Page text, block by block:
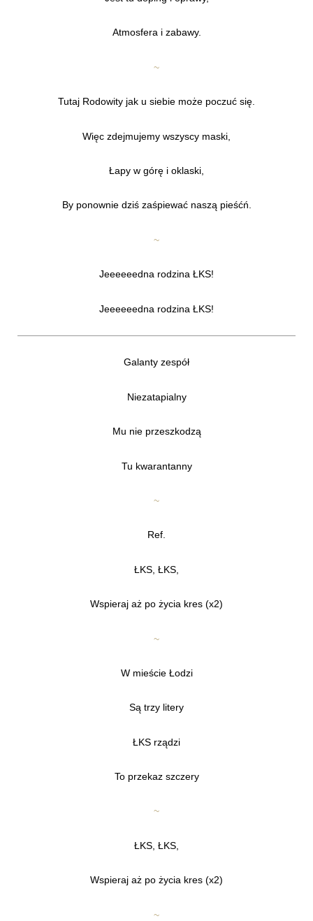
Atmosfera i zabawy.
~
Tutaj Rodowity jak u siebie może poczuć się.
Więc zdejmujemy wszyscy maski,
Łapy w górę i oklaski,
By ponownie dziś zaśpiewać naszą pieśćń.
~
Jeeeeeedna rodzina ŁKS!
Jeeeeeedna rodzina ŁKS!
Galanty zespół
Niezatapialny
Mu nie przeszkodzą
Tu kwarantanny
~
Ref.
ŁKS, ŁKS,
Wspieraj aż po życia kres (x2)
~
W mieście Łodzi
Są trzy litery
ŁKS rządzi
To przekaz szczery
~
ŁKS, ŁKS,
Wspieraj aż po życia kres (x2)
~